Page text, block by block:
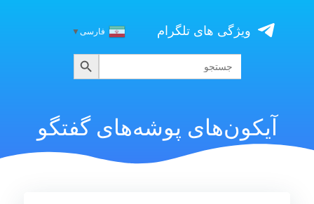
content
ویژگی های تلگرام فارسی▼
جستجو
برای:
جستجو
آیکون‌های پوشه‌های گفتگو